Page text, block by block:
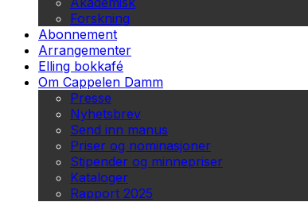
Forskning
Abonnement
Arrangementer
Elling bokkafé
Om Cappelen Damm
Presse
Nyhetsbrev
Send inn manus
Priser og nominasjoner
Stipender og minnepriser
Kataloger
Rapport 2025